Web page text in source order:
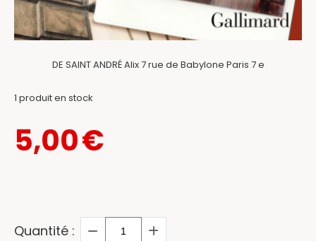
DE SAINT ANDRÉ Alix 7 rue de Babylone Paris 7 e
5,00€
1 produit en stock
Quantité :